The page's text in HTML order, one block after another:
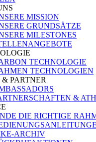
MISSION
GRUNDSÄTZE
MILESTONES
TECHNOLOGIE
TECHNOLOGIEN
PARTNER
&
DIE RICHTIGE
ARCHIV